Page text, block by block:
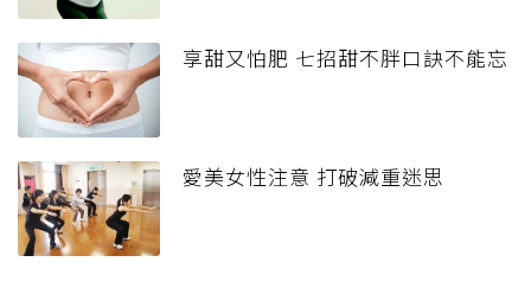
享甜又怕肥 七招甜不胖口訣不能忘
愛美女性注意 打破減重迷思